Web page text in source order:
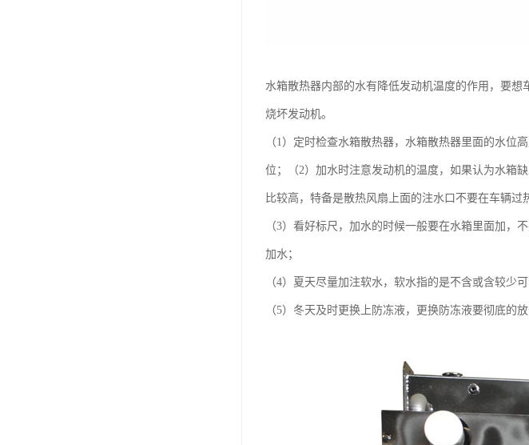
水箱散热器内部的水有降低发动机温度的作用，要
烧坏发动机。
（1）定时检查水箱散热器，水箱散热器里面的水位
位；（2）加水时注意发动机的温度，如果认为水箱
比较高，特备是散热风扇上面的注水口不要在车辆过
（3）看好标尺，加水的时候一般要在水箱里面加，
加水；
（4）夏天尽量加注软水，软水指的是不含或含较少
（5）冬天及时更换上防冻液，更换防冻液要彻底的